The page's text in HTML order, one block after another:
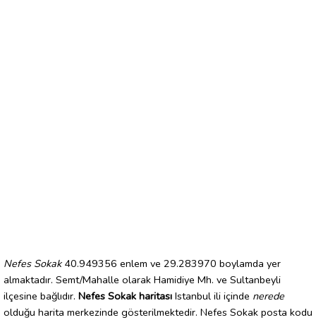
Nefes Sokak40.949356 enlem ve 29.283970 boylamda yer
almaktadır. Semt/Mahalle olarak Hamidiye Mh. ve Sultanbeyli
ilçesine bağlıdır. Nefes Sokak haritası Istanbul ili içinde nerede
olduğu harita merkezinde gösterilmektedir. Nefes Sokak posta kodu